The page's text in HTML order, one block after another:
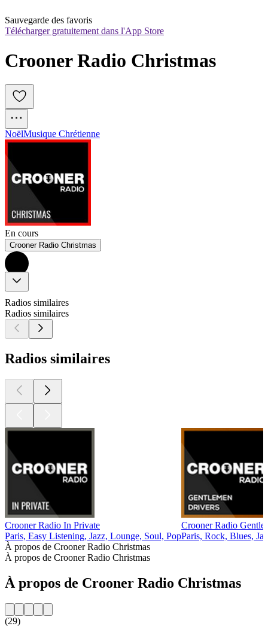
Sauvegarde des favoris
Télécharger gratuitement dans l'App Store
Crooner Radio Christmas
NoëlMusique Chrétienne
En cours
Crooner Radio Christmas
Radios similaires
Radios similaires
Radios similaires
Crooner Radio In Private
Paris, Easy Listening, Jazz, Lounge, Soul, Pop
Crooner Radio
Paris, Rock, Blues,
À propos de Crooner Radio Christmas
À propos de Crooner Radio Christmas
À propos de Crooner Radio Christmas
(29)